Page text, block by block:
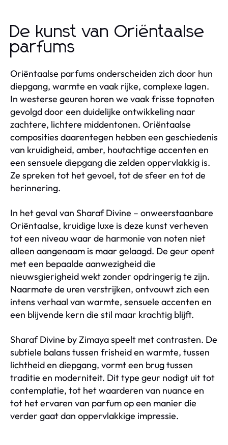
De kunst van Oriëntaalse
parfums
Oriëntaalse parfums onderscheiden zich door hun
diepgang, warmte en vaak rijke, complexe lagen.
In westerse geuren horen we vaak frisse topnoten
gevolgd door een duidelijke ontwikkeling naar
zachtere, lichtere middentonen. Oriëntaalse
composities daarentegen hebben een geschiedenis
van kruidigheid, amber, houtachtige accenten en
een sensuele diepgang die zelden oppervlakkig is.
Ze spreken tot het gevoel, tot de sfeer en tot de
herinnering.
In het geval van Sharaf Divine – onweerstaanbare
Oriëntaalse, kruidige luxe is deze kunst verheven
tot een niveau waar de harmonie van noten niet
alleen aangenaam is maar gelaagd. De geur opent
met een bepaalde aanwezigheid die
nieuwsgierigheid wekt zonder opdringerig te zijn.
Naarmate de uren verstrijken, ontvouwt zich een
intens verhaal van warmte, sensuele accenten en
een blijvende kern die stil maar krachtig blijft.
Sharaf Divine by Zimaya speelt met contrasten. De
subtiele balans tussen frisheid en warmte, tussen
lichtheid en diepgang, vormt een brug tussen
traditie en moderniteit. Dit type geur nodigt uit tot
contemplatie, tot het waarderen van nuance en
tot het ervaren van parfum op een manier die
verder gaat dan oppervlakkige impressie.